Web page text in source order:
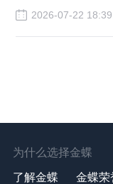
2026-07-22
为什么选择金蝶
了解金蝶 金蝶荣